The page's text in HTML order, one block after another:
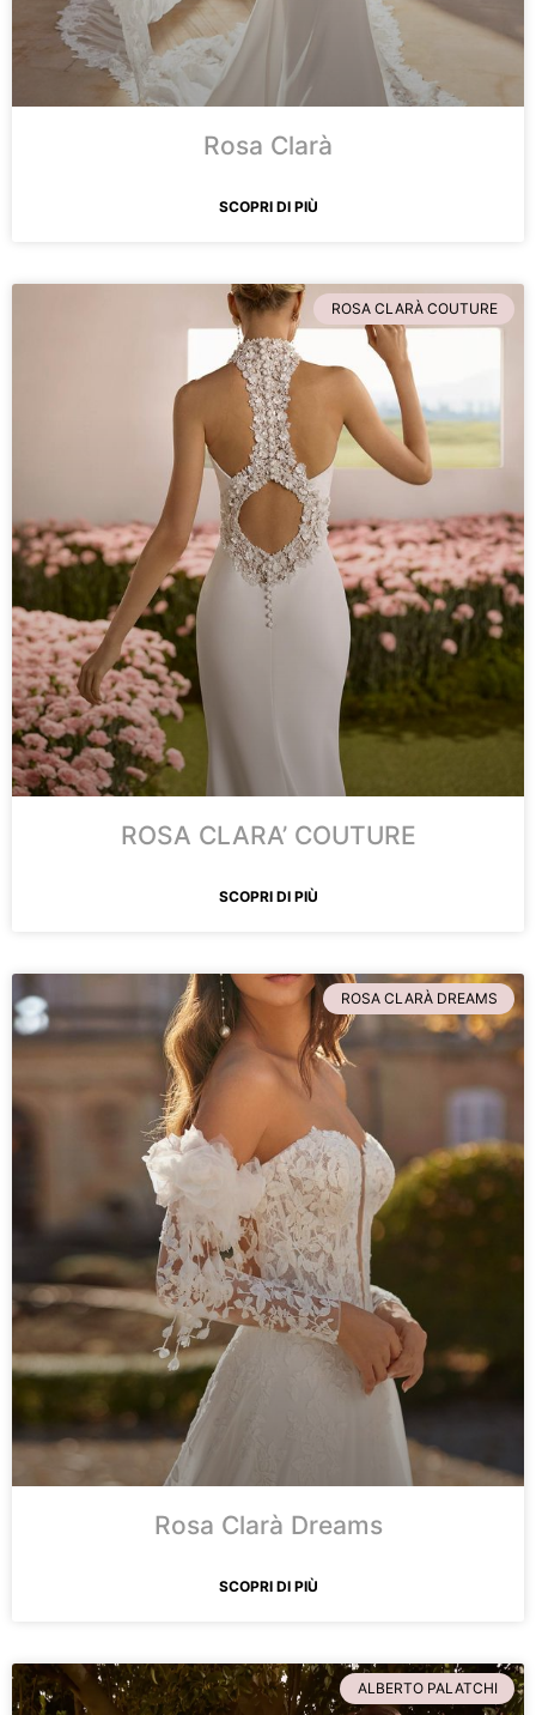
Rosa Clarà
SCOPRI DI PIÙ
ROSA CLARÀ COUTURE
ROSA CLARA’ COUTURE
SCOPRI DI PIÙ
ROSA CLARÀ DREAMS
Rosa Clarà Dreams
SCOPRI DI PIÙ
ALBERTO PALATCHI